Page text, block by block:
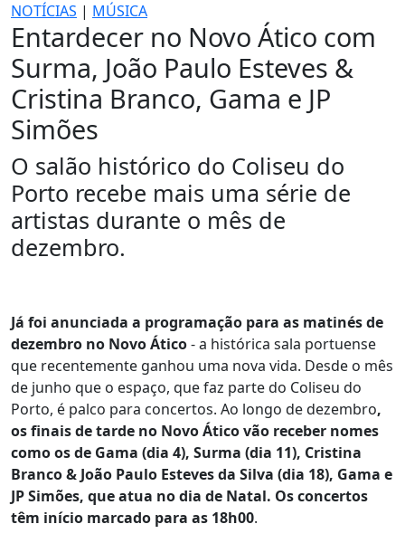
NOTÍCIAS | MÚSICA
Entardecer no Novo Ático com
Surma, João Paulo Esteves &
Cristina Branco, Gama e JP
Simões
O salão histórico do Coliseu do
Porto recebe mais uma série de
artistas durante o mês de
dezembro.
Já foi anunciada a programação para as matinés de
dezembro no Novo Ático- a histórica sala portuense
que recentemente ganhou uma nova vida. Desde o mês
de junho que o espaço, que faz parte do Coliseu do
Porto, é palco para concertos. Ao longo de dezembro,
os finais de tarde no Novo Ático vão receber nomes
como os de Gama (dia 4), Surma (dia 11), Cristina
Branco & João Paulo Esteves da Silva (dia 18), Gama e
JP Simões, que atua no dia de Natal. Os concertos
têm início marcado para as 18h00.